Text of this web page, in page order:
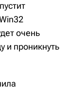
очень
и проникнуть